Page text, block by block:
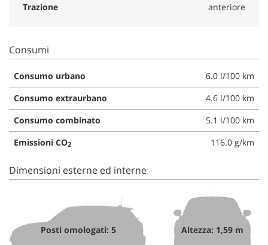
Trazione
anteriore
Consumi
Consumo urbano
6.0 l/100 km
Consumo extraurbano
4.6 l/100 km
Consumo combinato
5.1 l/100 km
Emissioni CO2 116.0 g/km
Dimensioni esterne ed interne
Posti omologati: 5 Altezza: 1,59 m